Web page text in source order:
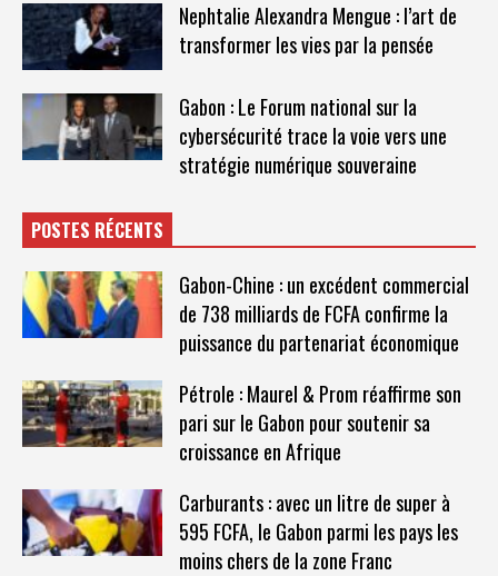
Nephtalie Alexandra Mengue : l’art de
transformer les vies par la pensée
Gabon : Le Forum national sur la
cybersécurité trace la voie vers une
stratégie numérique souveraine
POSTES RÉCENTS
Gabon-Chine : un excédent commercial
de 738 milliards de FCFA confirme la
puissance du partenariat économique
Pétrole : Maurel & Prom réaffirme son
pari sur le Gabon pour soutenir sa
croissance en Afrique
Carburants : avec un litre de super à
595 FCFA, le Gabon parmi les pays les
moins chers de la zone Franc